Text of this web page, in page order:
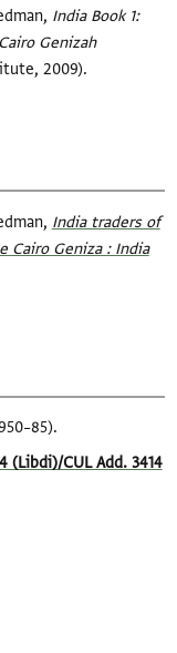
India Book 1:
Genizah
2009).
India traders of
Cairo Geniza : India
(Libdi)/CUL Add. 3414